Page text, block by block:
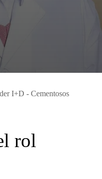
I+D - Cementosos
rol